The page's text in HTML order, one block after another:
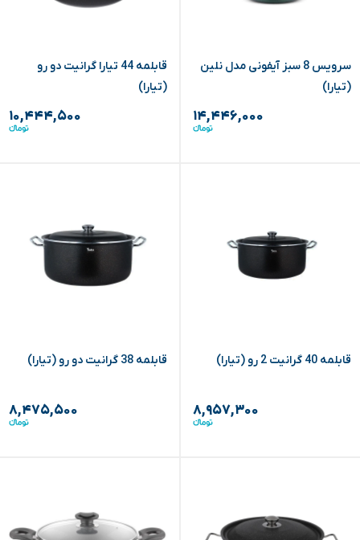
سرویس 8 سبز آیفونی مدل نلین
(تیارا)
۱۴,۴۴۶,۰۰۰
قابلمه 44 تیارا گرانیت دو رو
(تیارا)
۱۰,۴۴۴,۵۰۰
قابلمه 40 گرانیت 2 رو (تیارا)
۸,۹۵۷,۳۰۰
قابلمه 38 گرانیت دو رو (تیارا)
۸,۴۷۵,۵۰۰